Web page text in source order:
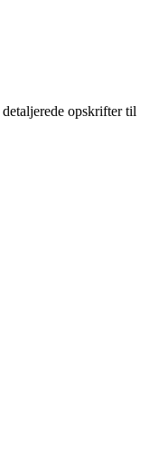
opskrifter til